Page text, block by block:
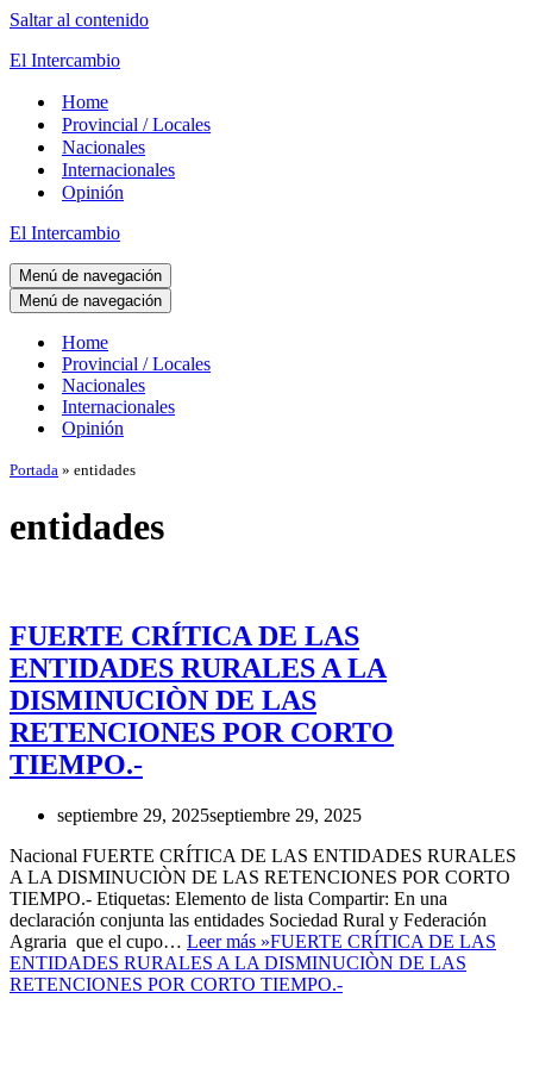
Saltar al contenido
El Intercambio
Home
Provincial / Locales
Nacionales
Internacionales
Opinión
El Intercambio
Menú de navegación
Menú de navegación
Home
Provincial / Locales
Nacionales
Internacionales
Opinión
Portada » entidades
entidades
FUERTE CRÍTICA DE LAS
ENTIDADES RURALES A LA
DISMINUCIÒN DE LAS
RETENCIONES POR CORTO
TIEMPO.-
septiembre 29, 2025septiembre 29, 2025
Nacional FUERTE CRÍTICA DE LAS ENTIDADES RURALES
A LA DISMINUCIÒN DE LAS RETENCIONES POR CORTO
TIEMPO.- Etiquetas: Elemento de lista Compartir: En una
declaración conjunta las entidades Sociedad Rural y Federación
Agraria que el cupo… Leer más »FUERTE CRÍTICA DE LAS
ENTIDADES RURALES A LA DISMINUCIÒN DE LAS
RETENCIONES POR CORTO TIEMPO.-